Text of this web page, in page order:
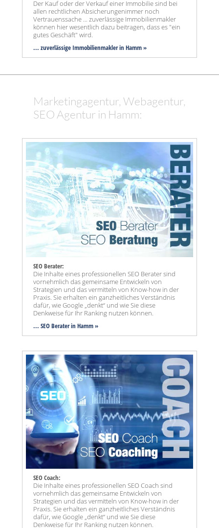
Der Kauf oder der Verkauf einer Immobilie sind bei
allen rechtlichen Absicherungenimmer noch
Vertrauenssache ... zuverlässige Immobilienmakler
können hier wesentlich dazu beitragen, dass es "ein
gutes Geschäft" wird.
... zuverlässige Immobilienmakler in Hamm »
Marketingagentur, Webagentur,
SEO Agentur in Hamm:
SEO Berater:
Die Inhalte eines professionellen SEO Berater sind
vornehmlich das gemeinsame Entwickeln von
Strategien und das vermitteln von Know-how in der
Praxis. Sie erhalten ein ganzheitliches Verständnis
dafür, wie Google „denkt“ und wie Sie diese
Denkweise für Ihr Ranking nutzen können.
... SEO Berater in Hamm »
SEO Coach:
Die Inhalte eines professionellen SEO Coach sind
vornehmlich das gemeinsame Entwickeln von
Strategien und das vermitteln von Know-how in der
Praxis. Sie erhalten ein ganzheitliches Verständnis
dafür, wie Google „denkt“ und wie Sie diese
Denkweise für Ihr Ranking nutzen können.